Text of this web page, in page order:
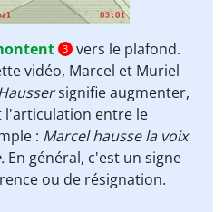
3 vers le plafond.
vidéo, Marcel et Muriel
signifie augmenter,
l'articulation entre le
: Marcel hausse la voix
En général, c'est un signe
ou de résignation.